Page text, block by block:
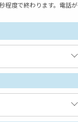
程度で終わります。電話が